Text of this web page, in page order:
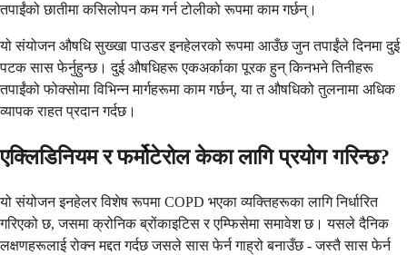
तपाईंको छातीमा कसिलोपन कम गर्न टोलीको रूपमा काम गर्छन्।
यो संयोजन औषधि सुख्खा पाउडर इनहेलरको रूपमा आउँछ जुन तपाईंले दिनमा दुई
पटक सास फेर्नुहुन्छ। दुई औषधिहरू एकअर्काका पूरक हुन् किनभने तिनीहरू
तपाईंको फोक्सोमा विभिन्न मार्गहरूमा काम गर्छन्, या त औषधिको तुलनामा अधिक
व्यापक राहत प्रदान गर्दछ।
एक्लिडिनियम र फर्मोटेरोल केका लागि प्रयोग गरिन्छ?
यो संयोजन इनहेलर विशेष रूपमा COPD भएका व्यक्तिहरूका लागि निर्धारित
गरिएको छ, जसमा क्रोनिक ब्रोंकाइटिस र एम्फिसेमा समावेश छ। यसले दैनिक
लक्षणहरूलाई रोक्न मद्दत गर्दछ जसले सास फेर्न गाह्रो बनाउँछ - जस्तै सास फेर्न